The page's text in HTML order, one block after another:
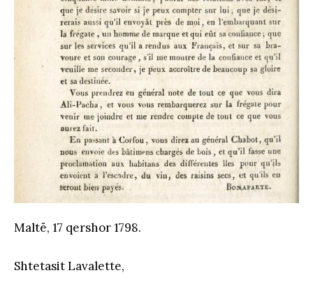
Maltë, 17 qershor 1798.
Shtetasit Lavalette,